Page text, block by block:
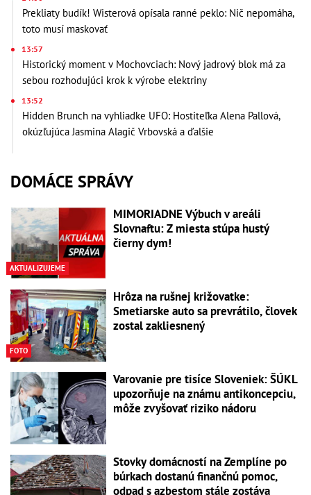
Prekliaty budík! Wisterová opísala ranné peklo: Nič nepomáha,
toto musí maskovať
13:57
Historický moment v Mochovciach: Nový jadrový blok má za
sebou rozhodujúci krok k výrobe elektriny
13:52
Hidden Brunch na vyhliadke UFO: Hostiteľka Alena Pallová,
okúzľujúca Jasmina Alagič Vrbovská a ďalšie
DOMÁCE SPRÁVY
AKTUALIZUJEME
MIMORIADNE Výbuch v areáli
Slovnaftu: Z miesta stúpa hustý
čierny dym!
FOTO
Hrôza na rušnej križovatke:
Smetiarske auto sa prevrátilo, človek
zostal zakliesnený
Varovanie pre tisíce Sloveniek: ŠÚKL
upozorňuje na známu antikoncepciu,
môže zvyšovať riziko nádoru
Stovky domácností na Zemplíne po
búrkach dostanú finančnú pomoc,
odpad s azbestom stále zostáva